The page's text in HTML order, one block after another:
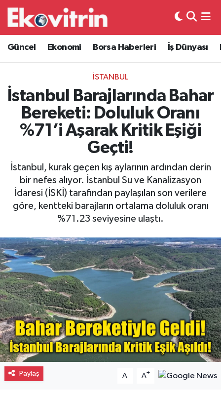
Güncel Ekonomi Borsa Haberleri İş Dünyası
İSTANBUL
İstanbul Barajlarında Bahar
Bereketi: Doluluk Oranı
%71’i Aşarak Kritik Eşiği
Geçti!
İstanbul, kurak geçen kış aylarının ardından derin
bir nefes alıyor. İstanbul Su ve Kanalizasyon
İdaresi (İSKİ) tarafından paylaşılan son verilere
göre, kentteki barajların ortalama doluluk oranı
%71.23 seviyesine ulaştı.
Paylaş A- A+
Güncel
Ekonomi
Borsa Haberleri
İş Dünyası
Lojistik
Otovitrin
Asayiş
Magazin
Gayrimenkul
Spor
Eğitim
Hava Durumu
Trafik Durumu
Süper Lig Puan Durumu ve Fikstür
Tüm Manşetler
Son Dakika Haberleri
Haber Arşivi